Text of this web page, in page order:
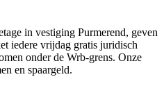
in vestiging Purmerend, geven
iedere vrijdag gratis juridisch
onder de Wrb-grens. Onze
en spaargeld.